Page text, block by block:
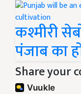
कश्मीरी
पंजाब का
Share your